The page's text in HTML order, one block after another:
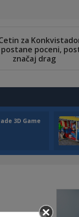
3D Game